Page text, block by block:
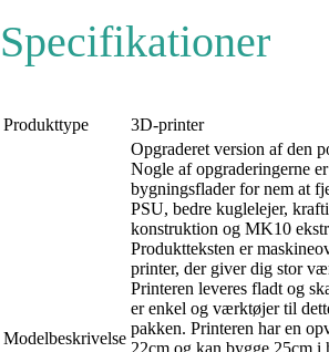
Specifikationer
Produkttype 3D-printer
Modelbeskrivelse
Opgraderet version af den
Nogle af opgraderingerne
bygningsflader for nem at
PSU, bedre kuglelejer,
konstruktion og MK10
Produktteksten er
printer, der giver dig stor
Printeren leveres fladt og
er enkel og værktøjer til
pakken. Printeren har en